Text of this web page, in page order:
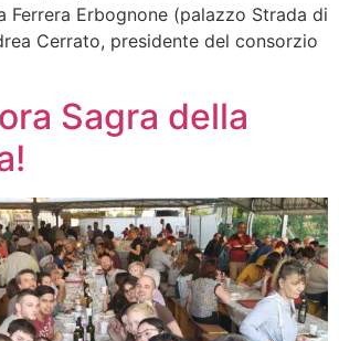
Ferrera Erbognone (palazzo Strada di
Cerrato, presidente del consorzio
Sagra della